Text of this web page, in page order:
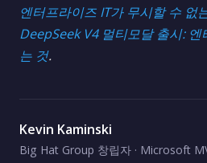
엔터프라이즈 IT가 무시할 수 없
DeepSeek V4 멀티모달 출시:
는 것.
Kevin Kaminski
Big Hat Group 창립자 · Microsoft